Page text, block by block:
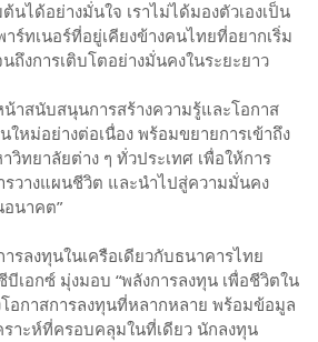
ต้นได้อย่างมั่นใจ เราไม่ได้มองตัวเองเป็น
ร์ทเนอร์ที่อยู่เคียงข้างคนไทยที่อยากเริ่ม
ถึงการเติบโตอย่างมั่นคงในระยะยาว
น้าสนับสนุนการสร้างความรู้และโอกาส
หม่อย่างต่อเนื่อง พร้อมขยายการเข้าถึง
ทยาลัยต่าง ๆ ทั่วประเทศ เพื่อให้การ
รวางแผนชีวิต และนำไปสู่ความมั่นคง
อนาคต”
รลงทุนในเครือเดียวกับธนาคารไทย
เอกซ์ มุ่งมอบ “พลังการลงทุน เพื่อชีวิตใน
อกาสการลงทุนที่หลากหลาย พร้อมข้อมูล
าะห์ที่ครอบคลุมในที่เดียว นักลงทุน